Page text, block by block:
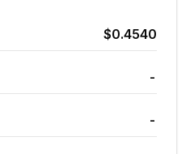
$0.4540
-
-